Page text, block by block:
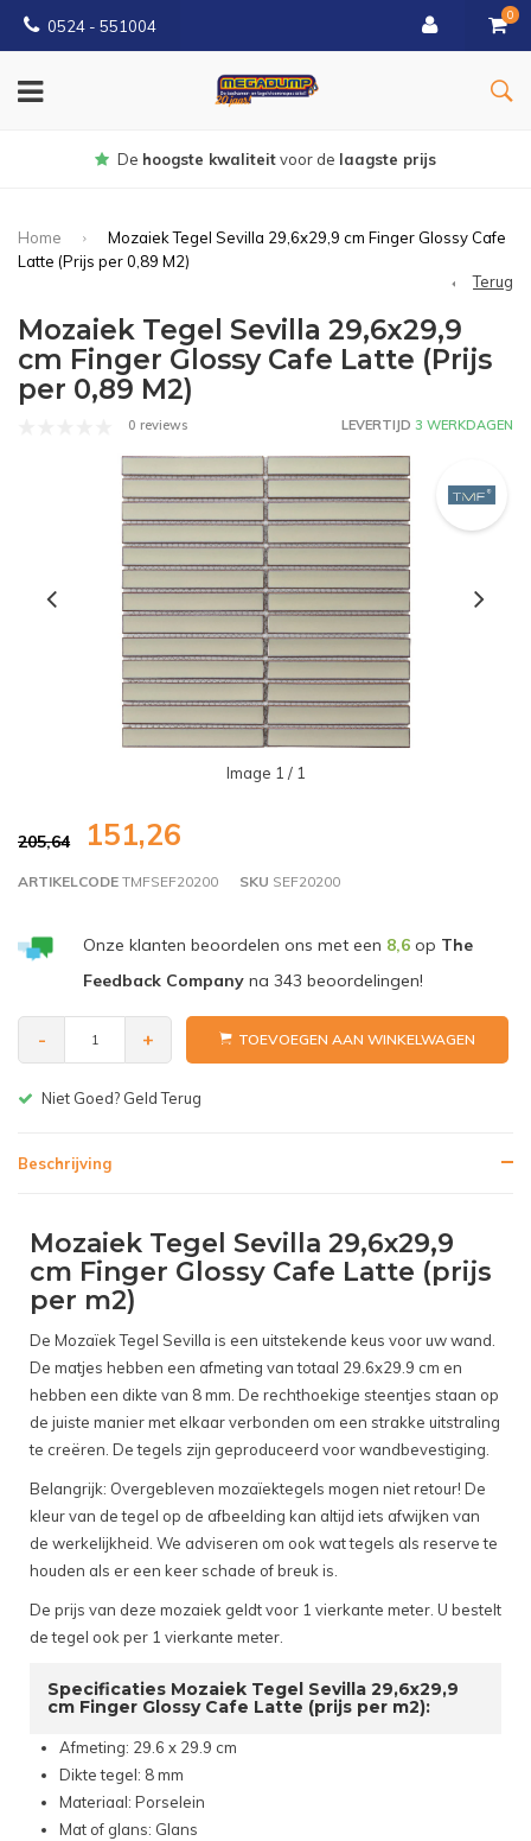
0524 - 551004
0
Gratisbezorgd vanaf €150
Home
Mozaiek Tegel Sevilla 29,6x29,9 cm Finger Glossy Cafe
Latte (Prijs per 0,89 M2)
Terug
Mozaiek Tegel Sevilla 29,6x29,9
cm Finger Glossy Cafe Latte (Prijs
per 0,89 M2)
0 reviews LEVERTIJD 3 WERKDAGEN
Image 1 / 1
205,64 151,26
ARTIKELCODE TMFSEF20200 SKU SEF20200
Onze klanten beoordelen ons met een 8,6op The
Feedback Companyna 343 beoordelingen!
- + TOEVOEGEN AAN WINKELWAGEN
Gratis bezorgen v.a. € 150,-(NL)
Beschrijving
Mozaiek Tegel Sevilla 29,6x29,9
cm Finger Glossy Cafe Latte (prijs
per m2)
De Mozaïek Tegel Sevilla is een uitstekende keus voor uw wand.
De matjes hebben een afmeting van totaal 29.6x29.9 cm en
hebben een dikte van 8 mm. De rechthoekige steentjes staan op
de juiste manier met elkaar verbonden om een strakke uitstraling
te creëren. De tegels zijn geproduceerd voor wandbevestiging.
Belangrijk: Overgebleven mozaïektegels mogen niet retour! De
kleur van de tegel op de afbeelding kan altijd iets afwijken van
de werkelijkheid. We adviseren om ook wat tegels als reserve te
houden als er een keer schade of breuk is.
De prijs van deze mozaiek geldt voor 1 vierkante meter. U bestelt
de tegel ook per 1 vierkante meter.
Specificaties Mozaiek Tegel Sevilla 29,6x29,9
cm Finger Glossy Cafe Latte (prijs per m2):
Afmeting: 29.6 x 29.9 cm
Dikte tegel: 8 mm
Materiaal: Porselein
Mat of glans: Glans